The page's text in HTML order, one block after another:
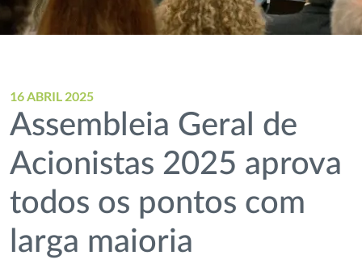
16 ABRIL 2025
Assembleia Geral de
Acionistas 2025 aprova
todos os pontos com
larga maioria